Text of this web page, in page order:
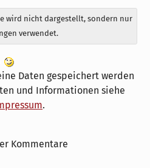
wird nicht dargestellt, sondern nur
verwendet.
Daten gespeichert werden
und Informationen siehe
.
Kommentare